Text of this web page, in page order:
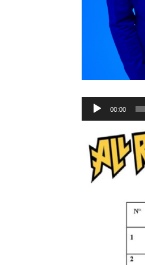
Lecteur
audio
00:00